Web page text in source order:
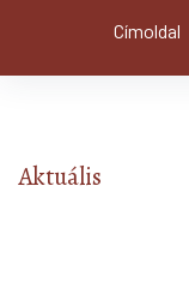
Címoldal
Aktuális